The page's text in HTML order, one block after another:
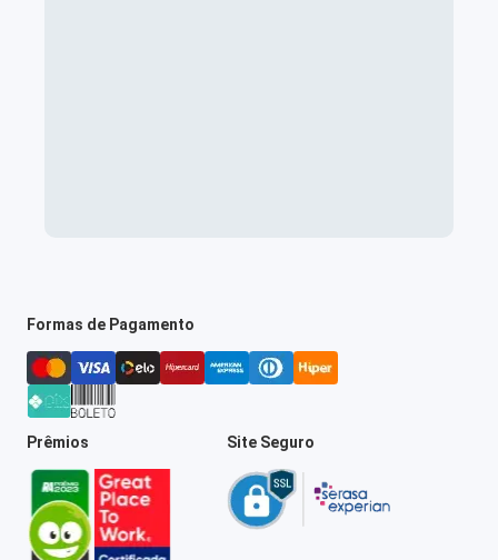
Formas de Pagamento
Prêmios Site Seguro